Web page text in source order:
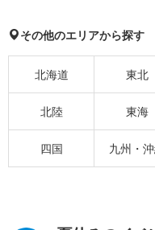
その他のエリアから探す
北海道 東北
北陸 東海
四国 九州・